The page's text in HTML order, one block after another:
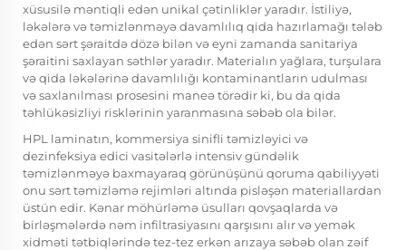
xüsusilə məntiqli edən unikal çətinliklər yaradır. İstiliyə,
ləkələrə və təmizlənməyə davamlılıq qida hazırlamağı tələb
edən sərt şəraitdə dözə bilən və eyni zamanda sanitariya
şəraitini saxlayan səthlər yaradır. Materialın yağlara, turşulara
və qida ləkələrinə davamlılığı kontaminantların udulması
və saxlanılması prosesini maneə törədir ki, bu da qida
təhlükəsizliyi risklərinin yaranmasına səbəb ola bilər.
HPL laminatın, kommersiya sinifli təmizləyici və
dezinfeksiya edici vasitələrlə intensiv gündəlik
təmizlənməyə baxmayaraq görünüşünü qoruma qabiliyyəti
onu sərt təmizləmə rejimləri altında pisləşən materiallardan
üstün edir. Kənar möhürləmə üsulları qovşaqlarda və
birləşmələrdə nəm infiltrasiyasını qarşısını alır və yemək
xidməti tətbiqlərində tez-tez erkən arızaya səbəb olan zəif